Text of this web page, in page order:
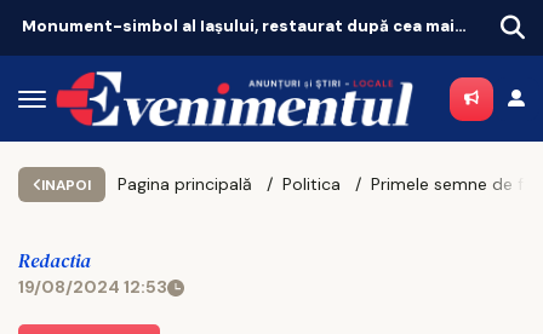
Monument-simbol al Iaşului, restaurat după cea mai amplă intervenţie
INAPOI Pagina principală Politica
Redactia
19/08/2024 12:53